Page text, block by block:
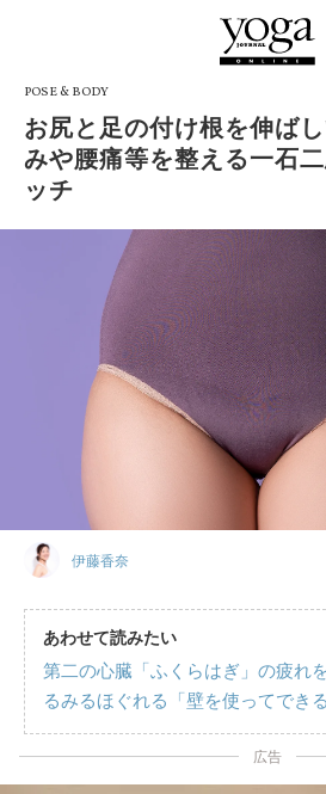
POSE & BODY
お尻と足の付け根を伸ば
みや腰痛等を整える一石
ッチ
伊藤香奈
あわせて読みたい
第二の心臓「ふくらはぎ」の疲れ
るみるほぐれる「壁を使ってでき
広告